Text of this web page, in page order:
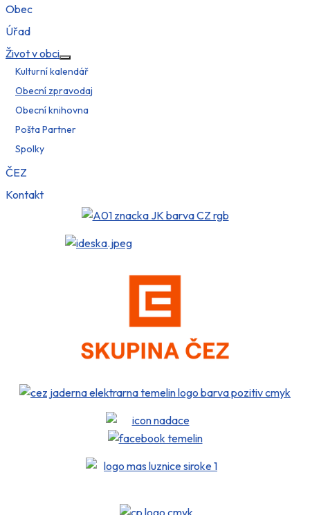
Obec
Úřad
Život v obci
Více o: Život v obci
Kulturní kalendář
Obecní zpravodaj
Obecní knihovna
Pošta Partner
Spolky
ČEZ
Kontakt